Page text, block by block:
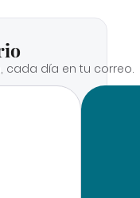
cada día en tu correo.